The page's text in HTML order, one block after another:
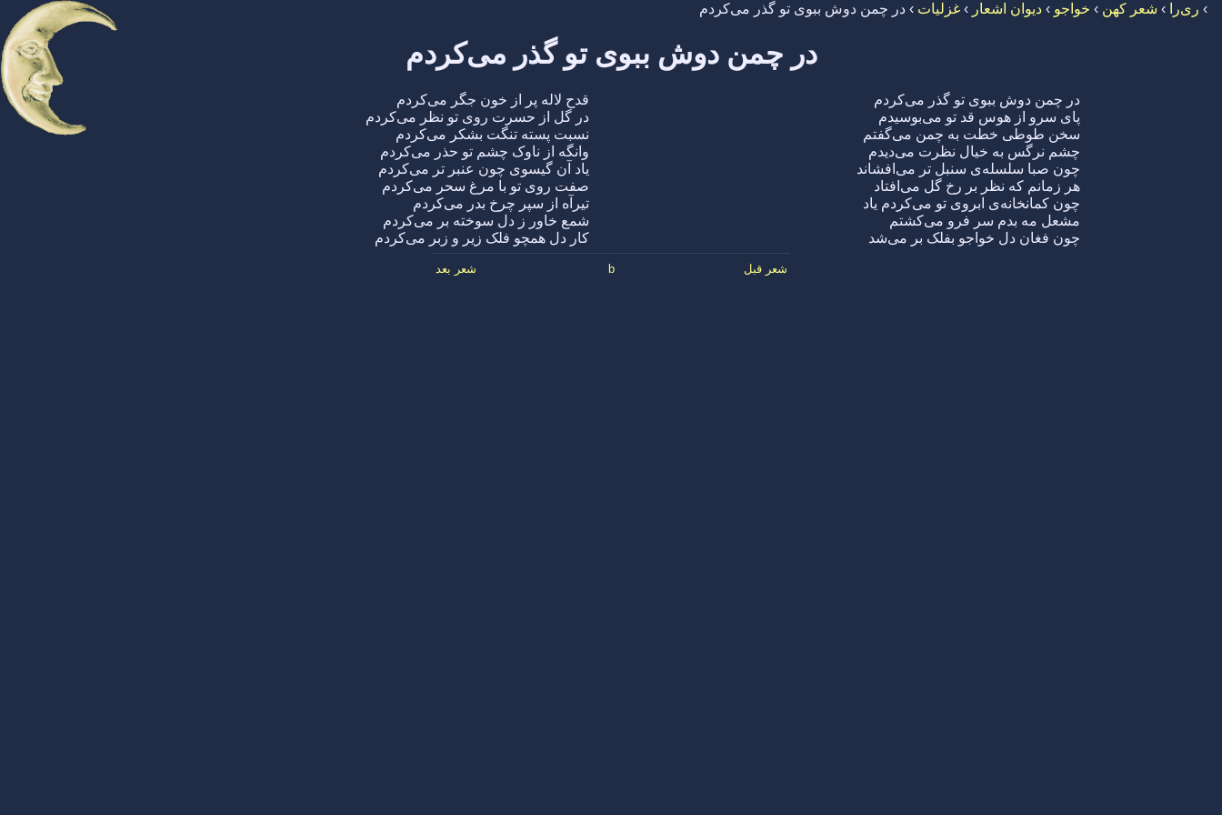
› ری‌را › شعر کهن › خواجو › دیوان اشعار › غزلیات › در چمن دوش ببوی تو گذر می‌کردم
در چمن دوش ببوی تو گذر می‌کردم
در چمن دوش ببوی تو گذر می‌کردم
قدح لاله پر از خون جگر می‌کردم
پای سرو از هوس قد تو می‌بوسیدم
در گل از حسرت روی تو نظر می‌کردم
سخن طوطی خطت به چمن می‌گفتم
نسبت پسته تنگت بشکر می‌کردم
چشم نرگس به خیال نظرت می‌دیدم
وانگه از ناوک چشم تو حذر می‌کردم
چون صبا سلسله‌ی سنبل تر می‌افشاند
یاد آن گیسوی چون عنبر تر می‌کردم
هر زمانم که نظر بر رخ گل می‌افتاد
صفت روی تو با مرغ سحر می‌کردم
چون کمانخانه‌ی ابروی تو می‌کردم یاد
تیرآه از سپر چرخ بدر می‌کردم
مشعل مه بدم سر فرو می‌کشتم
شمع خاور ز دل سوخته بر می‌کردم
چون فغان دل خواجو بفلک بر می‌شد
کار دل همچو فلک زیر و زبر می‌کردم
شعر قبل b شعر بعد